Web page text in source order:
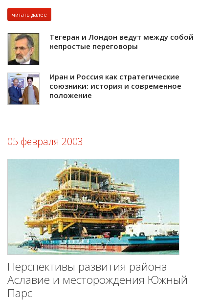
читать далее
Тегеран и Лондон ведут между собой
непростые переговоры
Иран и Россия как стратегические
союзники: история и современное
положение
05 февраля 2003
Перспективы развития района
Аславие и месторождения Южный
Парс